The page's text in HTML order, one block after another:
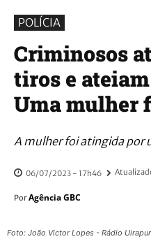
POLÍCIA
Criminosos
tiros e
Uma mulher
A mulher foi atingida por
06/07/2023 - 17h46
Por Agência GBC
Foto: João Victor Lopes - Rádio